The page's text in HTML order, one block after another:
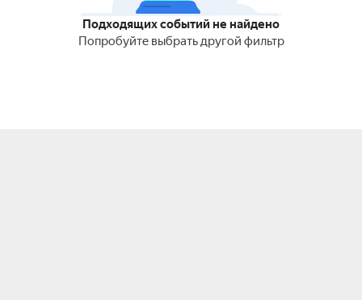
Подходящих событий не найдено
Попробуйте выбрать другой фильтр